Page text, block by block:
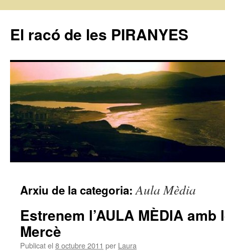
El racó de les PIRANYES
contingut
Arxiu de la categoria:Aula Mèdia
Estrenem l’AULA MÈDIA
Mercè
Publicat el 8 octubre 2011 per Laura